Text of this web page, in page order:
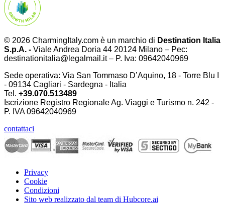
© 2026 CharmingItaly.com è un marchio di Destination Italia
S.p.A. - Viale Andrea Doria 44 20124 Milano – Pec:
destinationitalia@legalmail.it – P. Iva: 09642040969
Sede operativa: Via San Tommaso D’Aquino, 18 - Torre Blu I
- 09134 Cagliari - Sardegna - Italia
Tel. +39.070.513489
Iscrizione Registro Regionale Ag. Viaggi e Turismo n. 242 -
P. IVA09642040969
contattaci
Privacy
Cookie
Condizioni
Sito web realizzato dal team di Hubcore.ai